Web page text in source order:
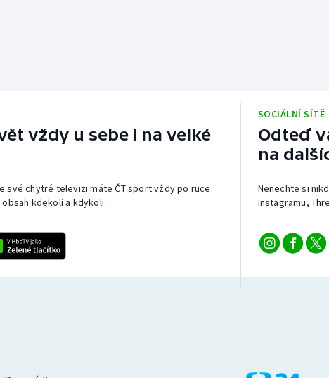
vždy u sebe i na velké
své chytré televizi máte ČT sport vždy po ruce.
kdekoli a kdykoli.
SOCIÁLNÍ SÍTĚ
Odteď
na
Nenechte si
Instagramu,